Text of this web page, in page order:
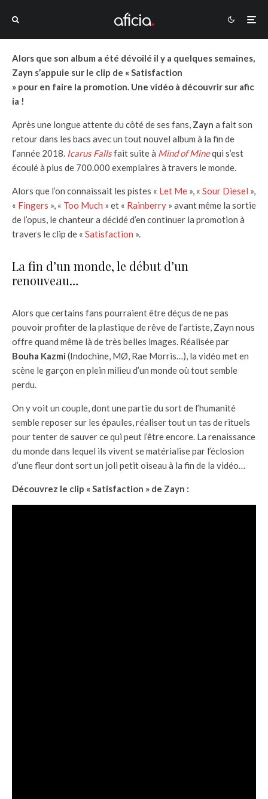
Alors que son album a été dévoilé il y a quelques semaines,
Zayn s’appuie sur le clip de « Satisfaction
» pour en faire la promotion. Une vidéo à découvrir sur afic
ia !
Après une longue attente du côté de ses fans, Zayn a fait son
retour dans les bacs avec un tout nouvel album à la fin de
l’année 2018. Icarus Fallsfait suite à Mind of Minequi s’est
écoulé à plus de 700.000 exemplaires à travers le monde.
Alors que l’on connaissait les pistes « Let Me », « Sour Diesel »,
« Fingers », « Too Much » et « Rainberry » avant même la sortie
de l’opus, le chanteur a décidé d’en continuer la promotion à
travers le clip de « Satisfaction ».
La fin d’un monde, le début d’un
renouveau…
Alors que certains fans pourraient être déçus de ne pas
pouvoir profiter de la plastique de rêve de l’artiste, Zayn nous
offre quand même là de très belles images. Réalisée par
Bouha Kazmi (Indochine, MØ, Rae Morris…), la vidéo met en
scène le garçon en plein milieu d’un monde où tout semble
perdu.
On y voit un couple, dont une partie du sort de l’humanité
semble reposer sur les épaules, réaliser tout un tas de rituels
pour tenter de sauver ce qui peut l’être encore. La renaissance
du monde dans lequel ils vivent se matérialise par l’éclosion
d’une fleur dont sort un joli petit oiseau à la fin de la vidéo…
Découvrez le clip « Satisfaction » de Zayn :